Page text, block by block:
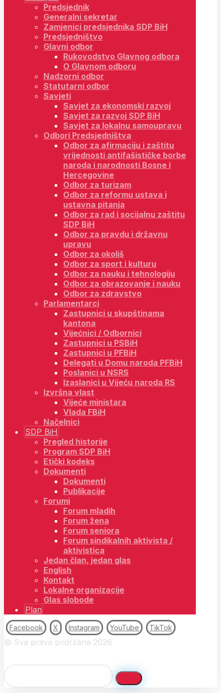
Predsjednik
Generalni sekretar
Zamjenici predsjednika SDP BiH
Predsjedništvo
Glavni odbor
Rukovodstvo Glavnog odbora
O Glavnom odboru
Nadzorni odbor
Statutarni odbor
Savjeti
Savjet za ekonomski razvoj
Savjet za razvoj SDP BiH
Savjet za lokalnu samoupravu
Odbori Predsjedništva
Odbor za afirmaciju i zaštitu
vrijednosti antifašističke borbe
naroda i narodnosti Bosne i
Hercegovine
Odbor za turizam
Odbor za reformu ustava i
ustavna pitanja
Odbor za rad i socijalnu zaštitu
SDP BiH
Odbor za pravdu i državnu
upravu
Odbor za okoliš
Odbor za sport i kulturu
Odbor za nauku i tehnologiju
Odbor za obrazovanje i nauku
Odbor za zdravstvo
Parlamentarci
Zastupnici u skupštinama
kantona
Vijećnici / Odbornici
Zastupnici u PSBiH
Zastupnici u PFBiH
Delegati u Domu naroda PFBiH
Poslanici u NSRS
Izaslanici u Vijeću naroda RS
Izvršna vlast
Vijeće ministara
Vlada FBiH
Načelnici
SDP BiH
Pregled historije
Program SDP BiH
Etički kodeks
Dokumenti
Dokumenti
Publikacije
Forumi
Forum mladih
Forum žena
Forum seniora
Forum sindikalnih aktivista /
aktivistica
Jedan član, jedan glas
English
Kontakt
Lokalne organizacije
Glas slobode
Plan
Facebook X Instagram YouTube TikTok
© Sva prava pridržana 2026